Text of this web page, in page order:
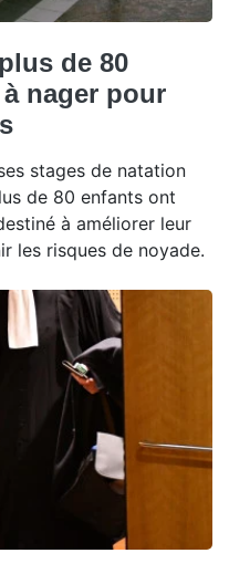
de 80
nager pour
stages de natation
de 80 enfants ont
à améliorer leur
les risques de noyade.